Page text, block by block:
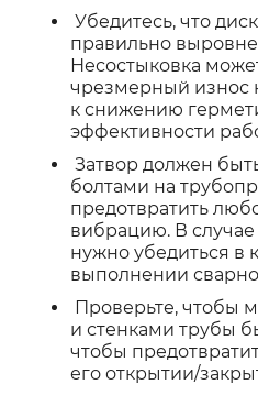
Убедитесь, что
правильно
Несостыковка
чрезмерный износ
к снижению
эффективности
Затвор должен
болтами на
предотвратить
вибрацию. В
нужно убедиться в
выполнении
Проверьте, чтобы
и стенками трубы
чтобы
его открытии/